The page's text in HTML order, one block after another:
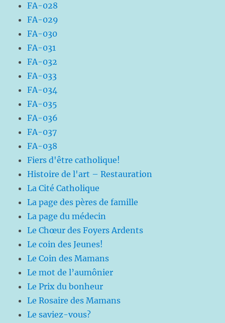
FA-028
FA-029
FA-030
FA-031
FA-032
FA-033
FA-034
FA-035
FA-036
FA-037
FA-038
Fiers d'être catholique!
Histoire de l'art – Restauration
La Cité Catholique
La page des pères de famille
La page du médecin
Le Chœur des Foyers Ardents
Le coin des Jeunes!
Le Coin des Mamans
Le mot de l’aumônier
Le Prix du bonheur
Le Rosaire des Mamans
Le saviez-vous?